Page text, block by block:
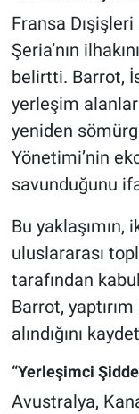
Fransa Dışişleri
Şeria’nın
belirtti. Barrot,
yerleşim
yeniden
Yönetimi’nin
savunduğunu
Bu
uluslararası
tarafından
Barrot,
alındığını
“Yerleşimci
Avustralya,